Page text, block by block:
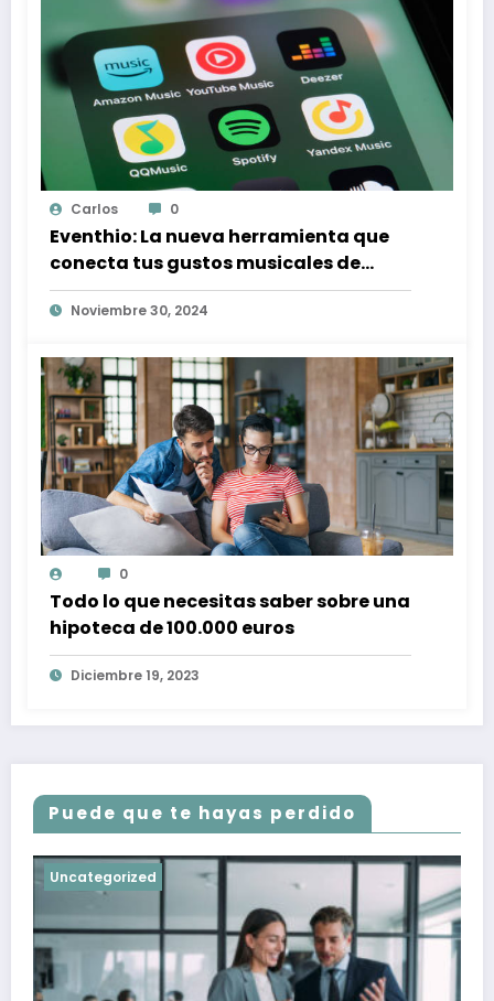
Carlos 0
Eventhio: La nueva herramienta que
conecta tus gustos musicales de
Spotify con conciertos en tu zona
Noviembre 30, 2024
0
Todo lo que necesitas saber sobre una
hipoteca de 100.000 euros
Diciembre 19, 2023
Puede que te hayas perdido
Uncategorized